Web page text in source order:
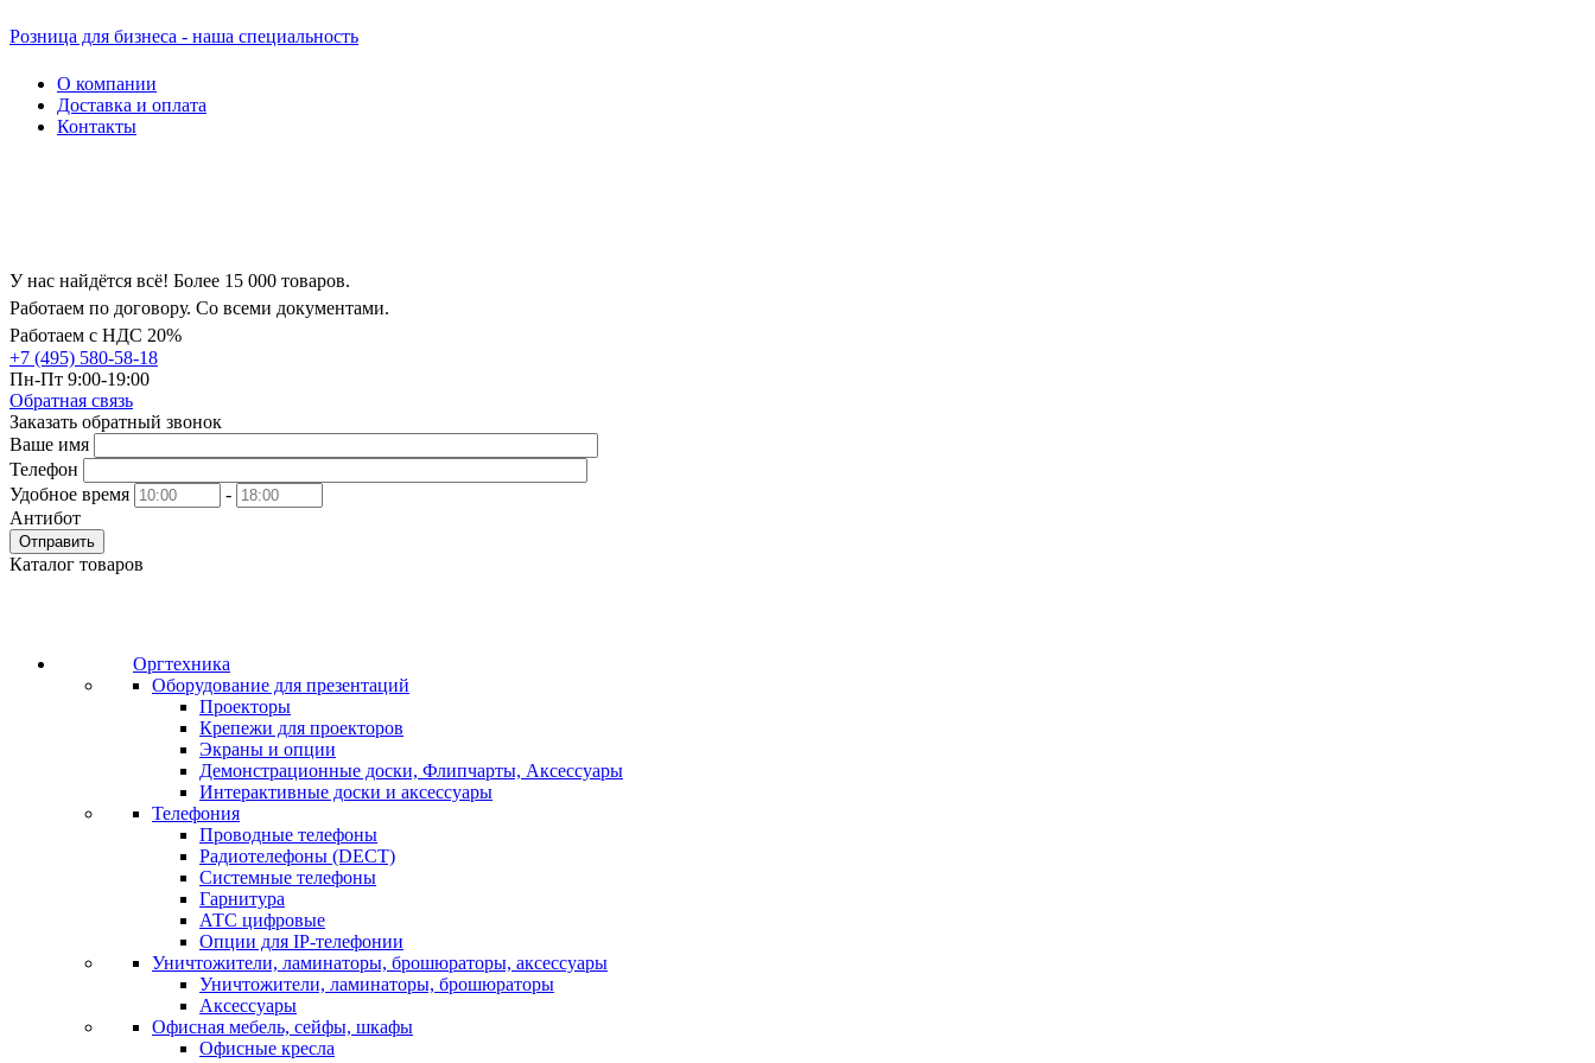
Розница для бизнеса - наша специальность
О компании
Доставка и оплата
Контакты
У нас найдётся всё! Более 15 000 товаров.
Работаем по договору. Со всеми документами.
Работаем с НДС 20%
+7 (495) 580-58-18
Пн-Пт 9:00-19:00
Обратная связь
Заказать обратный звонок
Ваше имя
Телефон
Удобное время
-
Антибот
Отправить
Каталог товаров
Оргтехника
Оборудование для презентаций
Проекторы
Крепежи для проекторов
Экраны и опции
Демонстрационные доски, Флипчарты, Аксессуары
Интерактивные доски и аксессуары
Телефония
Проводные телефоны
Радиотелефоны (DECT)
Системные телефоны
Гарнитура
АТС цифровые
Опции для IP-телефонии
Уничтожители, ламинаторы, брошюраторы, аксессуары
Уничтожители, ламинаторы, брошюраторы
Аксессуары
Офисная мебель, сейфы, шкафы
Офисные кресла